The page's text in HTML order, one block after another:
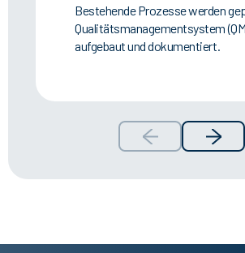
Bestehende Prozesse werden
Qualitätsmanagementsystem
aufgebaut und dokumentiert.